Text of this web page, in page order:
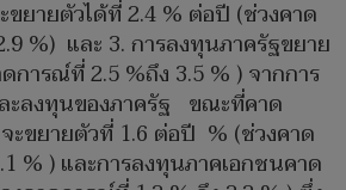
ขยายตัวได้ที่ 2.4 % ต่อปี (ช่วงคาด
%) และ 3. การลงทุนภาครัฐขยาย
การณ์ที่ 2.5 %ถึง 3.5 % ) จากการ
ละลงทุนของภาครัฐ ขณะที่คาด
ะขยายตัวที่ 1.6 ต่อปี % (ช่วงคาด
% ) และการลงทุนภาคเอกชนคาด